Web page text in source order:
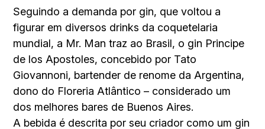
Seguindo a demanda por gin, que voltou a
figurar em diversos drinks da coquetelaria
mundial, a Mr. Man traz ao Brasil, o gin Principe
de los Apostoles, concebido por Tato
Giovannoni, bartender de renome da Argentina,
dono do Floreria Atlântico – considerado um
dos melhores bares de Buenos Aires.
A bebida é descrita por seu criador como um gin